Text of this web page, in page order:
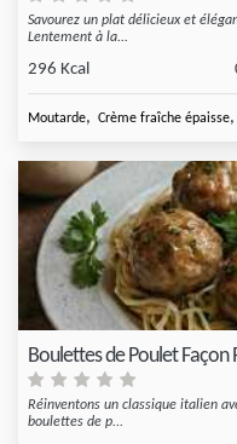
Savourez un plat délicieux et
Lentement à la...
296 Kcal
Moutarde, Crème fraîche épaisse,
Boulettes de Poulet Façon
Réinventons un classique italien
boulettes de p...